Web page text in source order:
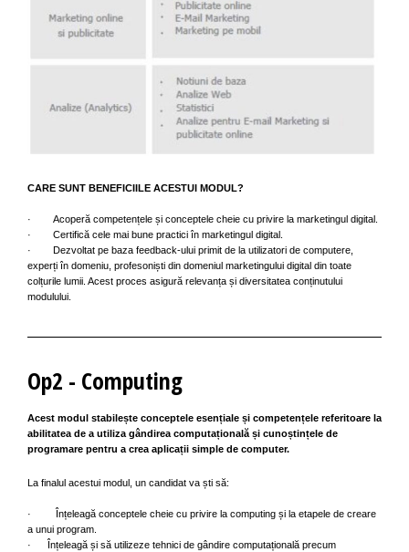
CARE SUNT BENEFICIILE ACESTUI MODUL?
· Acoperă competențele și conceptele cheie cu privire la marketingul digital.
· Certifică cele mai bune practici în marketingul digital.
· Dezvoltat pe baza feedback-ului primit de la utilizatori de computere,
experți în domeniu, profesoniști din domeniul marketingului digital din toate
colțurile lumii. Acest proces asigură relevanța și diversitatea conținutului
modulului.
Op2 - Computing
Acest modul stabilește conceptele esențiale și competențele referitoare la
abilitatea de a utiliza gândirea computațională și cunoștințele de
programare pentru a crea aplicații simple de computer.
La finalul acestui modul, un candidat va ști să:
· Înțeleagă conceptele cheie cu privire la computing și la etapele de creare
a unui program.
· Înțeleagă și să utilizeze tehnici de gândire computațională precum